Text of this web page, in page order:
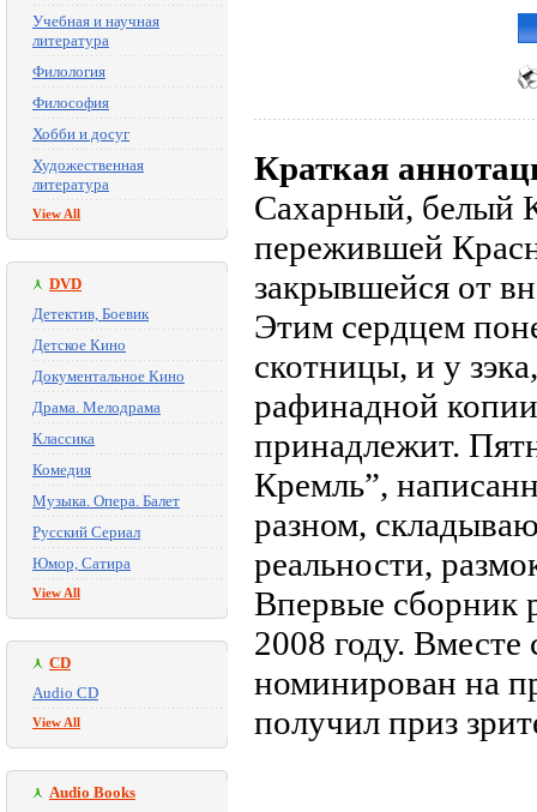
Учебная и научная
литература
Филология
Философия
Хобби и досуг
Художественная
литература
View All
DVD
Детектив, Боевик
Детское Кино
Документальное Кино
Драма. Мелодрама
Классика
Комедия
Музыка. Опера. Балет
Русский Сериал
Юмор, Сатира
View All
CD
Audio CD
View All
Audio Books
Краткая
Сахарный, белый
пережившей
закрывшейся от
Этим сердцем
скотницы, и у
рафинадной
принадлежит.
Кремль”,
разном,
реальности,
Впервые сборник
2008 году.
номинирован на
получил приз